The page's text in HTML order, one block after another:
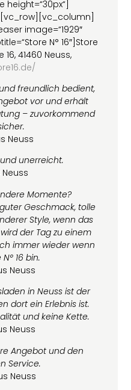
image=“1929″
N° 16″]Store
16, 41460 Neuss,
freundlich bedient,
vor und erhält
– zuvorkommend
Neuss
unerreicht.
Momente?
Geschmack, tolle
Style, wenn das
der Tag zu einem
immer wieder wenn
16 bin.
Neuss
in Neuss ist der
dort ein Erlebnis ist.
und keine Kette.
Neuss
Angebot und den
Service.
Neuss